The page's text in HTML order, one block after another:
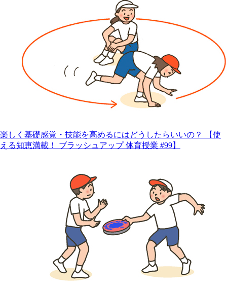
楽しく基礎感覚・技能を高めるにはどうしたらいいの？ 【使
える知恵満載！ ブラッシュアップ 体育授業 #99】